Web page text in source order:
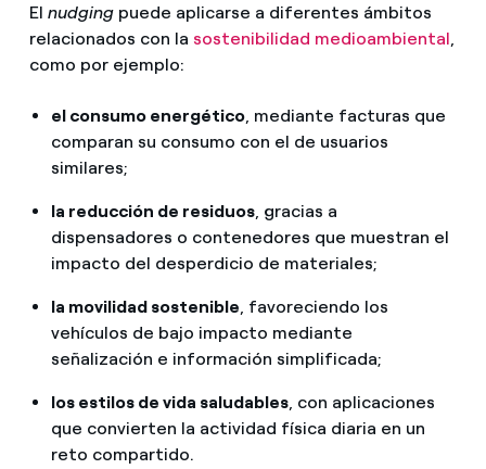
El nudgingpuede aplicarse a diferentes ámbitos
relacionados con la sostenibilidad medioambiental,
como por ejemplo:
el consumo energético, mediante facturas que
comparan su consumo con el de usuarios
similares;
la reducción de residuos, gracias a
dispensadores o contenedores que muestran el
impacto del desperdicio de materiales;
la movilidad sostenible, favoreciendo los
vehículos de bajo impacto mediante
señalización e información simplificada;
los estilos de vida saludables, con aplicaciones
que convierten la actividad física diaria en un
reto compartido.